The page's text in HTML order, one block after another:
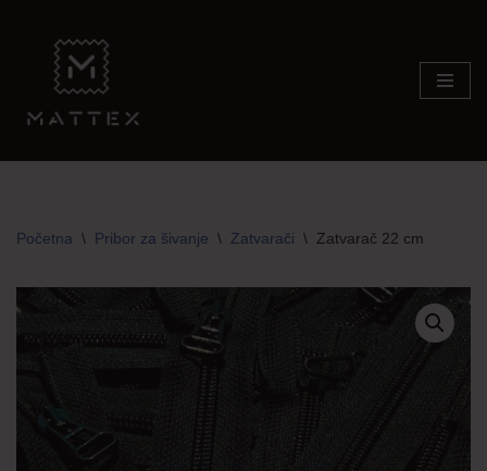
content
Početna \ Pribor za šivanje \ Zatvarači \ Zatvarač 22 cm